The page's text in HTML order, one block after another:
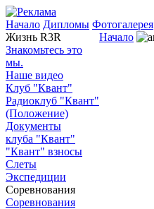
Начало Дипломы Фотогалерея
Жизнь R3R
Знакомьтесь это
мы.
Наше видео
Клуб "Квант"
Радиоклуб "Квант"
(Положение)
Документы
клуба "Квант"
"Квант" взносы
Слеты
Экспедиции
Соревнования
Соревнования
Начало